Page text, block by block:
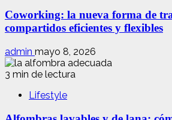
Coworking: la nueva forma de
compartidos eficientes y flexibles
admin mayo 8, 2026
3 min de lectura
Lifestyle